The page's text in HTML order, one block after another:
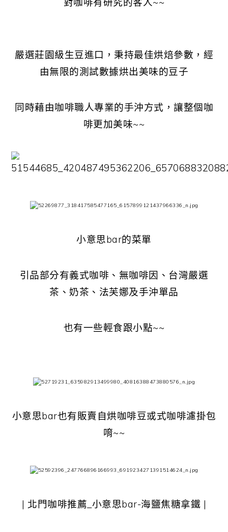
嚴選莊園級生豆進口，秉持最佳烘焙參數，經
由無限的測試數據烘出美味的豆子
同時藉由咖啡職人專業的手沖方式，讓整個咖
啡更加美味~~
小意思bar的菜單
引品部分有義式咖啡、無咖啡因、台灣嚴選
茶、奶茶、法芙娜及手沖單品
也有一些輕食跟小點~~
小意思bar也有販賣自烘咖啡豆或式咖啡濾掛包
唷~~
| 北門咖啡推薦_小意思bar-海鹽焦糖拿鐵 |